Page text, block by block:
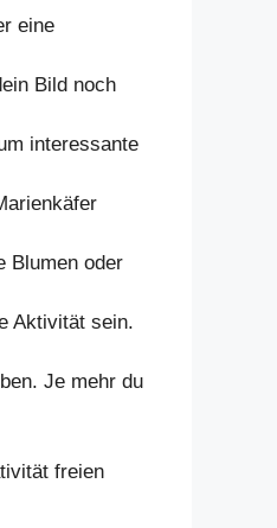
eine
Bild noch
interessante
Blumen oder
Aktivität sein.
Je mehr du
freien